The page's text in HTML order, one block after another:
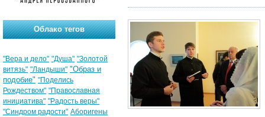
Облако тегов
"Вера и дело" "Душа" "Золотой
витязь" "Ландыши" "Образ и
подобие" "Поделись
Рождеством" "Православная
инициатива" "Радость веры"
"Синдром радости" Аборигены